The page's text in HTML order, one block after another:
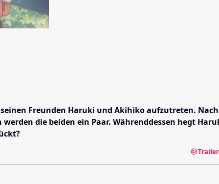
Freunden Haruki und Akihiko aufzutreten.
die beiden ein Paar. Währenddessen hegt